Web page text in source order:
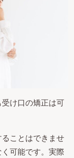
け口の矯正は可
ことはできませ
可能です。実際